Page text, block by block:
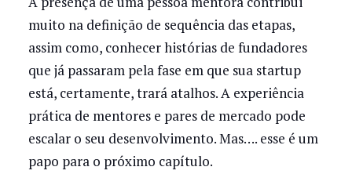
muito na definição de sequência das etapas,
assim como, conhecer histórias de fundadores
que já passaram pela fase em que sua startup
está, certamente, trará atalhos. A experiência
prática de mentores e pares de mercado pode
escalar o seu desenvolvimento. Mas…. esse é um
papo para o próximo capítulo.